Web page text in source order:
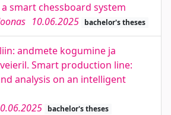
smart chessboard system
10.06.2025 bachelor's theses
andmete kogumine ja
Smart production line:
analysis on an intelligent
bachelor's theses